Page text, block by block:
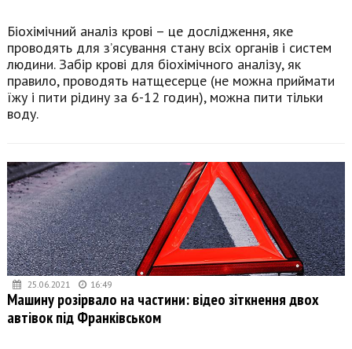
Біохімічний аналіз крові – це дослідження, яке
проводять для з’ясування стану всіх органів і систем
людини. Забір крові для біохімічного аналізу, як
правило, проводять натщесерце (не можна приймати
їжу і пити рідину за 6-12 годин), можна пити тільки
воду.
25.06.2021 16:49
Машину розірвало на частини: відео зіткнення двох
автівок під Франківськом